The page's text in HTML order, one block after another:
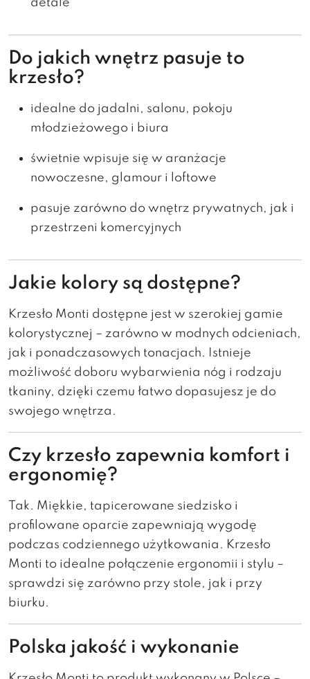
detale
Do jakich wnętrz pasuje to
krzesło?
idealne do jadalni, salonu, pokoju
młodzieżowego i biura
świetnie wpisuje się w aranżacje
nowoczesne, glamour i loftowe
pasuje zarówno do wnętrz prywatnych, jak i
przestrzeni komercyjnych
Jakie kolory są dostępne?
Krzesło Monti dostępne jest w szerokiej gamie
kolorystycznej – zarówno w modnych odcieniach,
jak i ponadczasowych tonacjach. Istnieje
możliwość doboru wybarwienia nóg i rodzaju
tkaniny, dzięki czemu łatwo dopasujesz je do
swojego wnętrza.
Czy krzesło zapewnia komfort i
ergonomię?
Tak. Miękkie, tapicerowane siedzisko i
profilowane oparcie zapewniają wygodę
podczas codziennego użytkowania. Krzesło
Monti to idealne połączenie ergonomii i stylu –
sprawdzi się zarówno przy stole, jak i przy
biurku.
Polska jakość i wykonanie